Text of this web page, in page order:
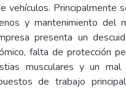
Principalmente
y mantenimiento del
presenta un
falta de protección
musculares y un mal
de trabajo